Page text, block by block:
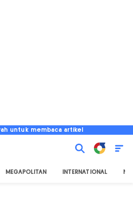
untuk membaca artikel
MEGAPOLITAN INTERNATIONAL